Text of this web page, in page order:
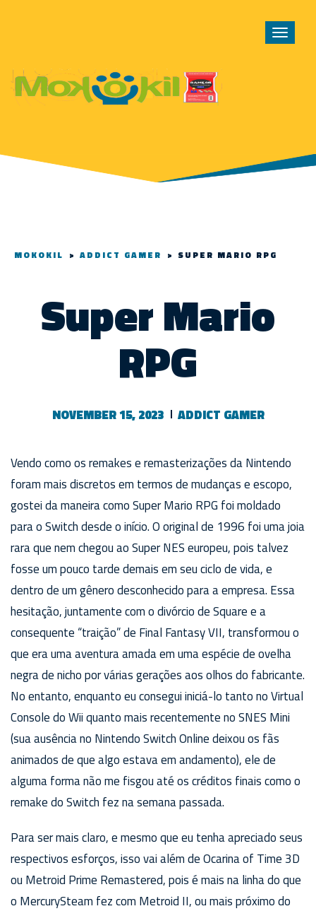
Toggle
MOKOKIL > ADDICT GAMER > SUPER MARIO RPG
Super Mario
RPG
NOVEMBER 15, 2023 ADDICT GAMER
Vendo como os remakes e remasterizações da Nintendo
foram mais discretos em termos de mudanças e escopo,
gostei da maneira como Super Mario RPG foi moldado
para o Switch desde o início. O original de 1996 foi uma joia
rara que nem chegou ao Super NES europeu, pois talvez
fosse um pouco tarde demais em seu ciclo de vida, e
dentro de um gênero desconhecido para a empresa. Essa
hesitação, juntamente com o divórcio de Square e a
consequente “traição” de Final Fantasy VII, transformou o
que era uma aventura amada em uma espécie de ovelha
negra de nicho por várias gerações aos olhos do fabricante.
No entanto, enquanto eu consegui iniciá-lo tanto no Virtual
Console do Wii quanto mais recentemente no SNES Mini
(sua ausência no Nintendo Switch Online deixou os fãs
animados de que algo estava em andamento), ele de
alguma forma não me fisgou até os créditos finais como o
remake do Switch fez na semana passada.
Para ser mais claro, e mesmo que eu tenha apreciado seus
respectivos esforços, isso vai além de Ocarina of Time 3D
ou Metroid Prime Remastered, pois é mais na linha do que
o MercurySteam fez com Metroid II, ou mais próximo do